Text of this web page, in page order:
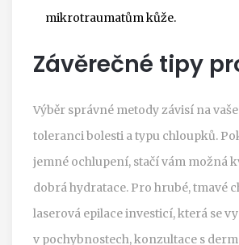
mikrotraumatům kůže.
Závěrečné tipy
Výběr správné metody závisí na
toleranci bolesti a typu chloupků.
jemné ochlupení, stačí vám možná
dobrá hydratace. Pro hrubé, tmavé
laserová epilace investicí, která se
v pochybnostech, konzultace s